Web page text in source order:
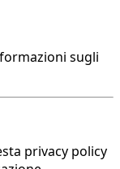
sugli
privacy policy